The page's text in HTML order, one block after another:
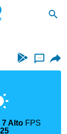
...
7 Alto FPS